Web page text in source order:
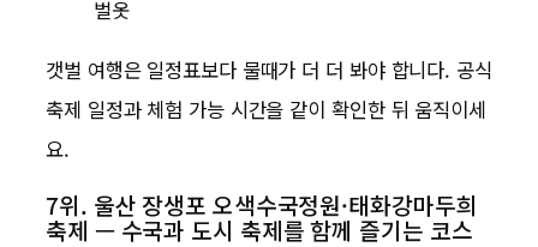
벌옷
갯벌 여행은 일정표보다 물때가 더 더 봐야 합니다. 공식
축제 일정과 체험 가능 시간을 같이 확인한 뒤 움직이세
요.
7위. 울산 장생포 오색수국정원·태화강마두희
축제 — 수국과 도시 축제를 함께 즐기는 코스